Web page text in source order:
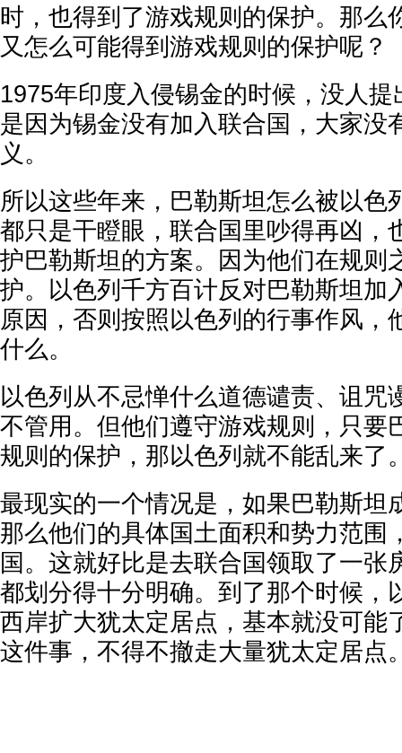
时，也得到了游戏规则的保护。那么
又怎么可能得到游戏规则的保护呢？
1975年印度入侵锡金的时候，没人
是因为锡金没有加入联合国，大家没
义。
所以这些年来，巴勒斯坦怎么被以色
都只是干瞪眼，联合国里吵得再凶，
护巴勒斯坦的方案。因为他们在规则
护。以色列千方百计反对巴勒斯坦加
原因，否则按照以色列的行事作风，
什么。
以色列从不忌惮什么道德谴责、诅咒
不管用。但他们遵守游戏规则，只要
规则的保护，那以色列就不能乱来了
最现实的一个情况是，如果巴勒斯坦
那么他们的具体国土面积和势力范围
国。这就好比是去联合国领取了一张
都划分得十分明确。到了那个时候，
西岸扩大犹太定居点，基本就没可能
这件事，不得不撤走大量犹太定居点